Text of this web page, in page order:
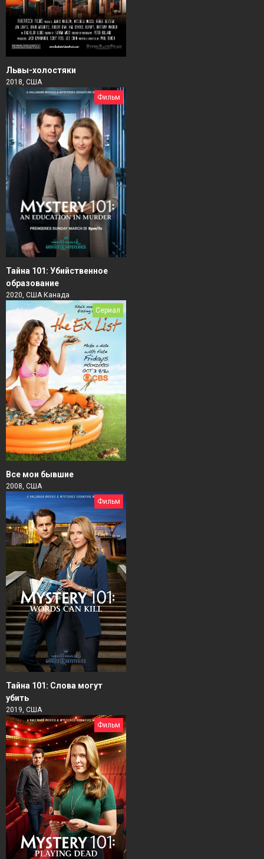
Львы-холостяки
2018, США
Фильм
Тайна 101: Убийственное
образование
2020, США Канада
Сериал
Все мои бывшие
2008, США
Фильм
Тайна 101: Слова могут
убить
2019, США
Фильм